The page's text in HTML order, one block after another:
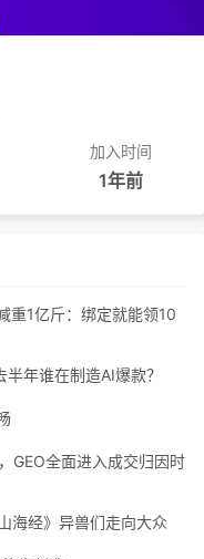
加入时间
1年前
重1亿斤：绑定就能领10
年谁在制造AI爆款？
GEO全面进入成交归因时
海经》异兽们走向大众